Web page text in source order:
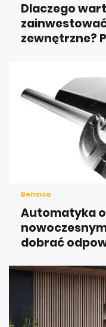
Dlaczego
zewnętrzne?
Beninca
Automatyka
dobrać